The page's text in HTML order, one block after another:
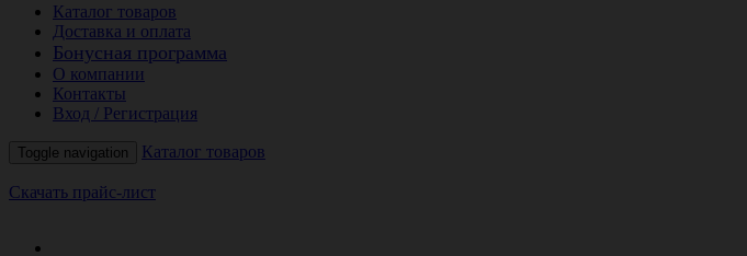
Каталог товаров
Доставка и оплата
Бонусная программа
О компании
Контакты
Вход / Регистрация
Toggle navigation Каталог товаров
Скачать прайс-лист